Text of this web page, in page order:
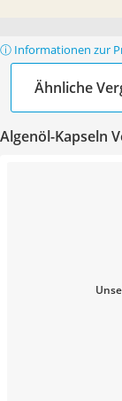
ⓘ Informationen zur
Ähnliche
Algenöl-Kapseln